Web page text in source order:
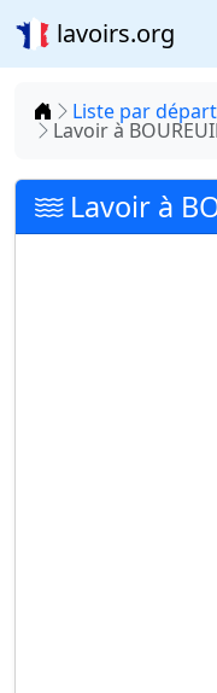
lavoirs.org
Accueil
Liste par
Lavoir à
Lavoir à